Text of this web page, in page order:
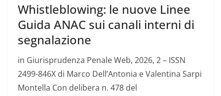
Whistleblowing: le nuove Linee
Guida ANAC sui canali interni di
segnalazione
in Giurisprudenza Penale Web, 2026, 2 – ISSN
2499-846X di Marco Dell’Antonia e Valentina Sarpi
Montella Con delibera n. 478 del